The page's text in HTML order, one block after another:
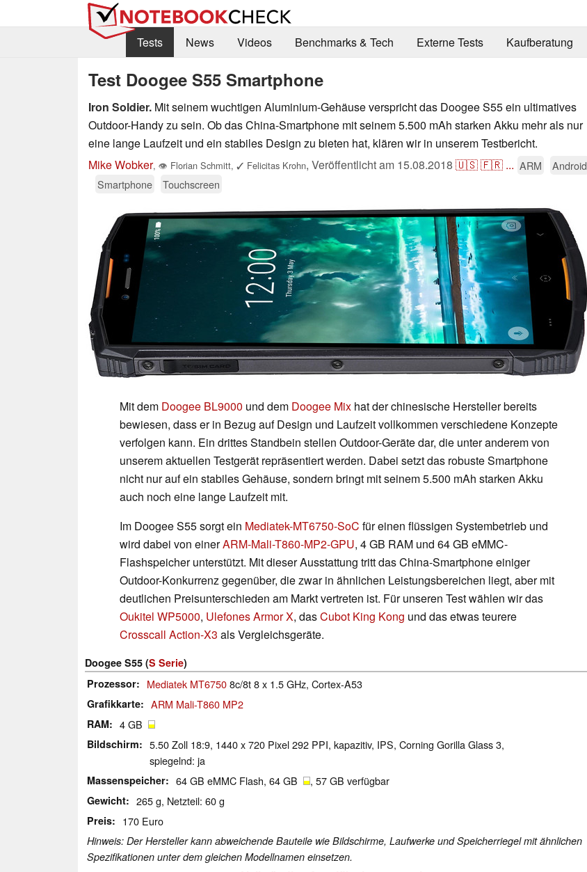
Tests
News Videos Benchmarks & Tech Externe Tests Kaufberatung
Test Doogee S55 Smartphone
Iron Soldier. Mit seinem wuchtigen Aluminium-Gehäuse verspricht das Doogee S55 ein ultimatives
Outdoor-Handy zu sein. Ob das China-Smartphone mit seinem 5.500 mAh starken Akku mehr als nur
eine lange Laufzeit und ein stabiles Design zu bieten hat, klären wir in unserem Testbericht.
Mike Wobker, 👁 Florian Schmitt, ✓ Felicitas Krohn, Veröffentlicht am 15.08.2018 🇺🇸🇫🇷 ... ARM
Android
Smartphone
Touchscreen
Mit dem Doogee BL9000 und dem Doogee Mix hat der chinesische Hersteller bereits
bewiesen, dass er in Bezug auf Design und Laufzeit vollkommen verschiedene Konzepte
verfolgen kann. Ein drittes Standbein stellen Outdoor-Geräte dar, die unter anderem von
unserem aktuellen Testgerät repräsentiert werden. Dabei setzt das robuste Smartphone
nicht nur auf ein stabiles Gehäuse, sondern bringt mit seinem 5.500 mAh starken Akku
auch noch eine lange Laufzeit mit.
Im Doogee S55 sorgt ein Mediatek-MT6750-SoC für einen flüssigen Systembetrieb und
wird dabei von einerARM-Mali-T860-MP2-GPU, 4 GB RAM und 64 GB eMMC-
Flashspeicher unterstützt. Mit dieser Ausstattung tritt das China-Smartphone einiger
Outdoor-Konkurrenz gegenüber, die zwar in ähnlichen Leistungsbereichen liegt, aber mit
deutlichen Preisunterschieden am Markt vertreten ist. Für unseren Test wählen wir das
Oukitel WP5000, Ulefones Armor X, dasCubot King Kong und das etwas teurere
Crosscall Action-X3 als Vergleichsgeräte.
Doogee S55 (S Serie)
Prozessor
Mediatek MT67508c/8t 8 x 1.5 GHz, Cortex-A53
Grafikkarte ARM Mali-T860 MP2
RAM 4 GB
Bildschirm
5.50 Zoll 18:9, 1440 x 720 Pixel 292 PPI, kapazitiv, IPS, Corning Gorilla Glass 3,
spiegelnd: ja
Massenspeicher 64 GB eMMC Flash, 64 GB , 57 GB verfügbar
Gewicht 265 g, Netzteil: 60 g
Preis 170 Euro
Hinweis: Der Hersteller kann abweichende Bauteile wie Bildschirme, Laufwerke und Speicherriegel mit ähnlichen
Spezifikationen unter dem gleichen Modellnamen einsetzen.